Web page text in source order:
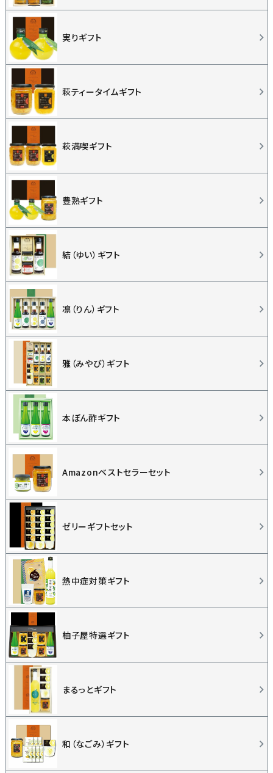
実りギフト
萩ティータイムギフト
萩満喫ギフト
豊熟ギフト
結（ゆい）ギフト
凛（りん）ギフト
雅（みやび）ギフト
本ぽん酢ギフト
Amazonベストセラーセット
ゼリーギフトセット
熱中症対策ギフト
柚子屋特選ギフト
まるっとギフト
和（なごみ）ギフト